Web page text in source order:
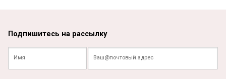
Подпишитесь на рассылку